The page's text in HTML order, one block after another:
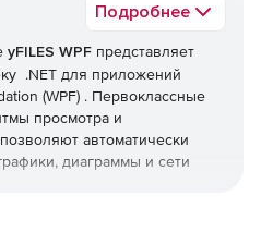
Подробнее
yFILES WPF представляет
.NET для приложений
(WPF) . Первоклассные
просмотра и
автоматически
диаграммы и сети